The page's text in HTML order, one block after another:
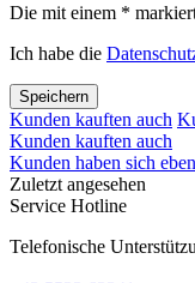
Die mit einem *
Ich habe die
Speichern
Kunden kauften auch
Kunden kauften auch
Kunden haben sich
Zuletzt angesehen
Service Hotline
Telefonische